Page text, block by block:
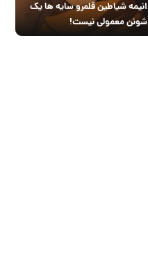
انیمه شیاطین قلمرو سایه ها یک
شونن معمولی نیست!